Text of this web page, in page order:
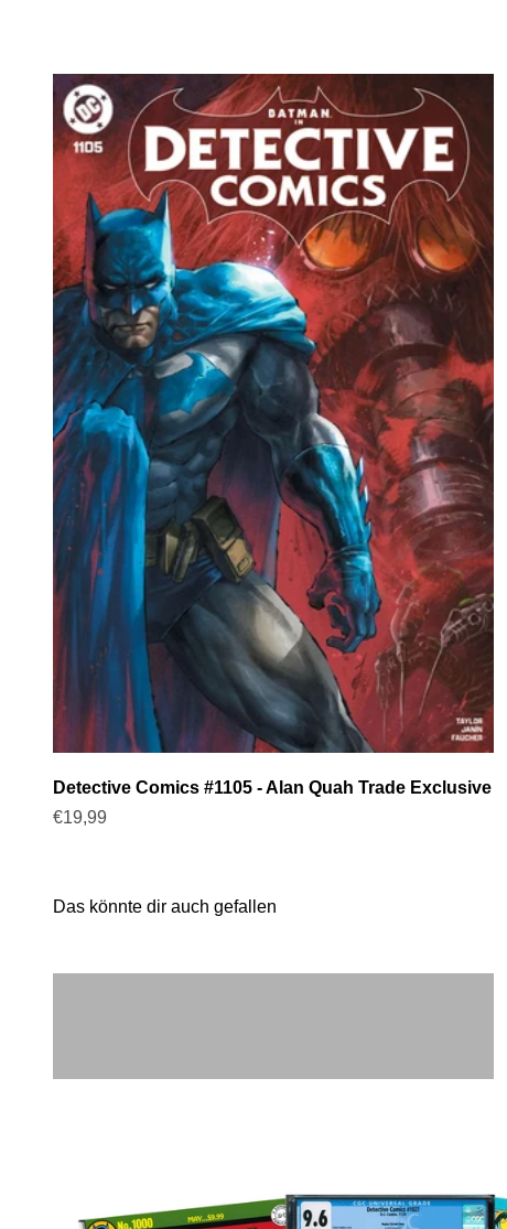
Detective Comics #1105 - Alan Quah Trade Exclusive
Angebot
€19,99
Catwoman Comics